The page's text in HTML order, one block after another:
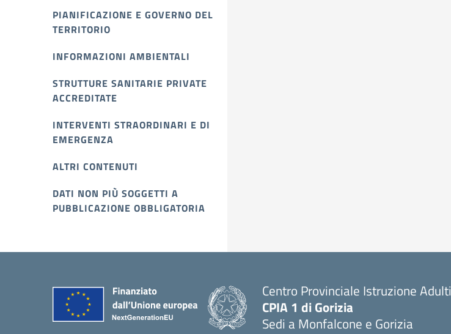
PIANIFICAZIONE E GOVERNO DEL
TERRITORIO
INFORMAZIONI AMBIENTALI
STRUTTURE SANITARIE PRIVATE
ACCREDITATE
INTERVENTI STRAORDINARI E DI
EMERGENZA
ALTRI CONTENUTI
DATI NON PIÙ SOGGETTI A
PUBBLICAZIONE OBBLIGATORIA
Centro Provinciale Istruzione Adulti
CPIA 1 di Gorizia
Sedi a Monfalcone e Gorizia